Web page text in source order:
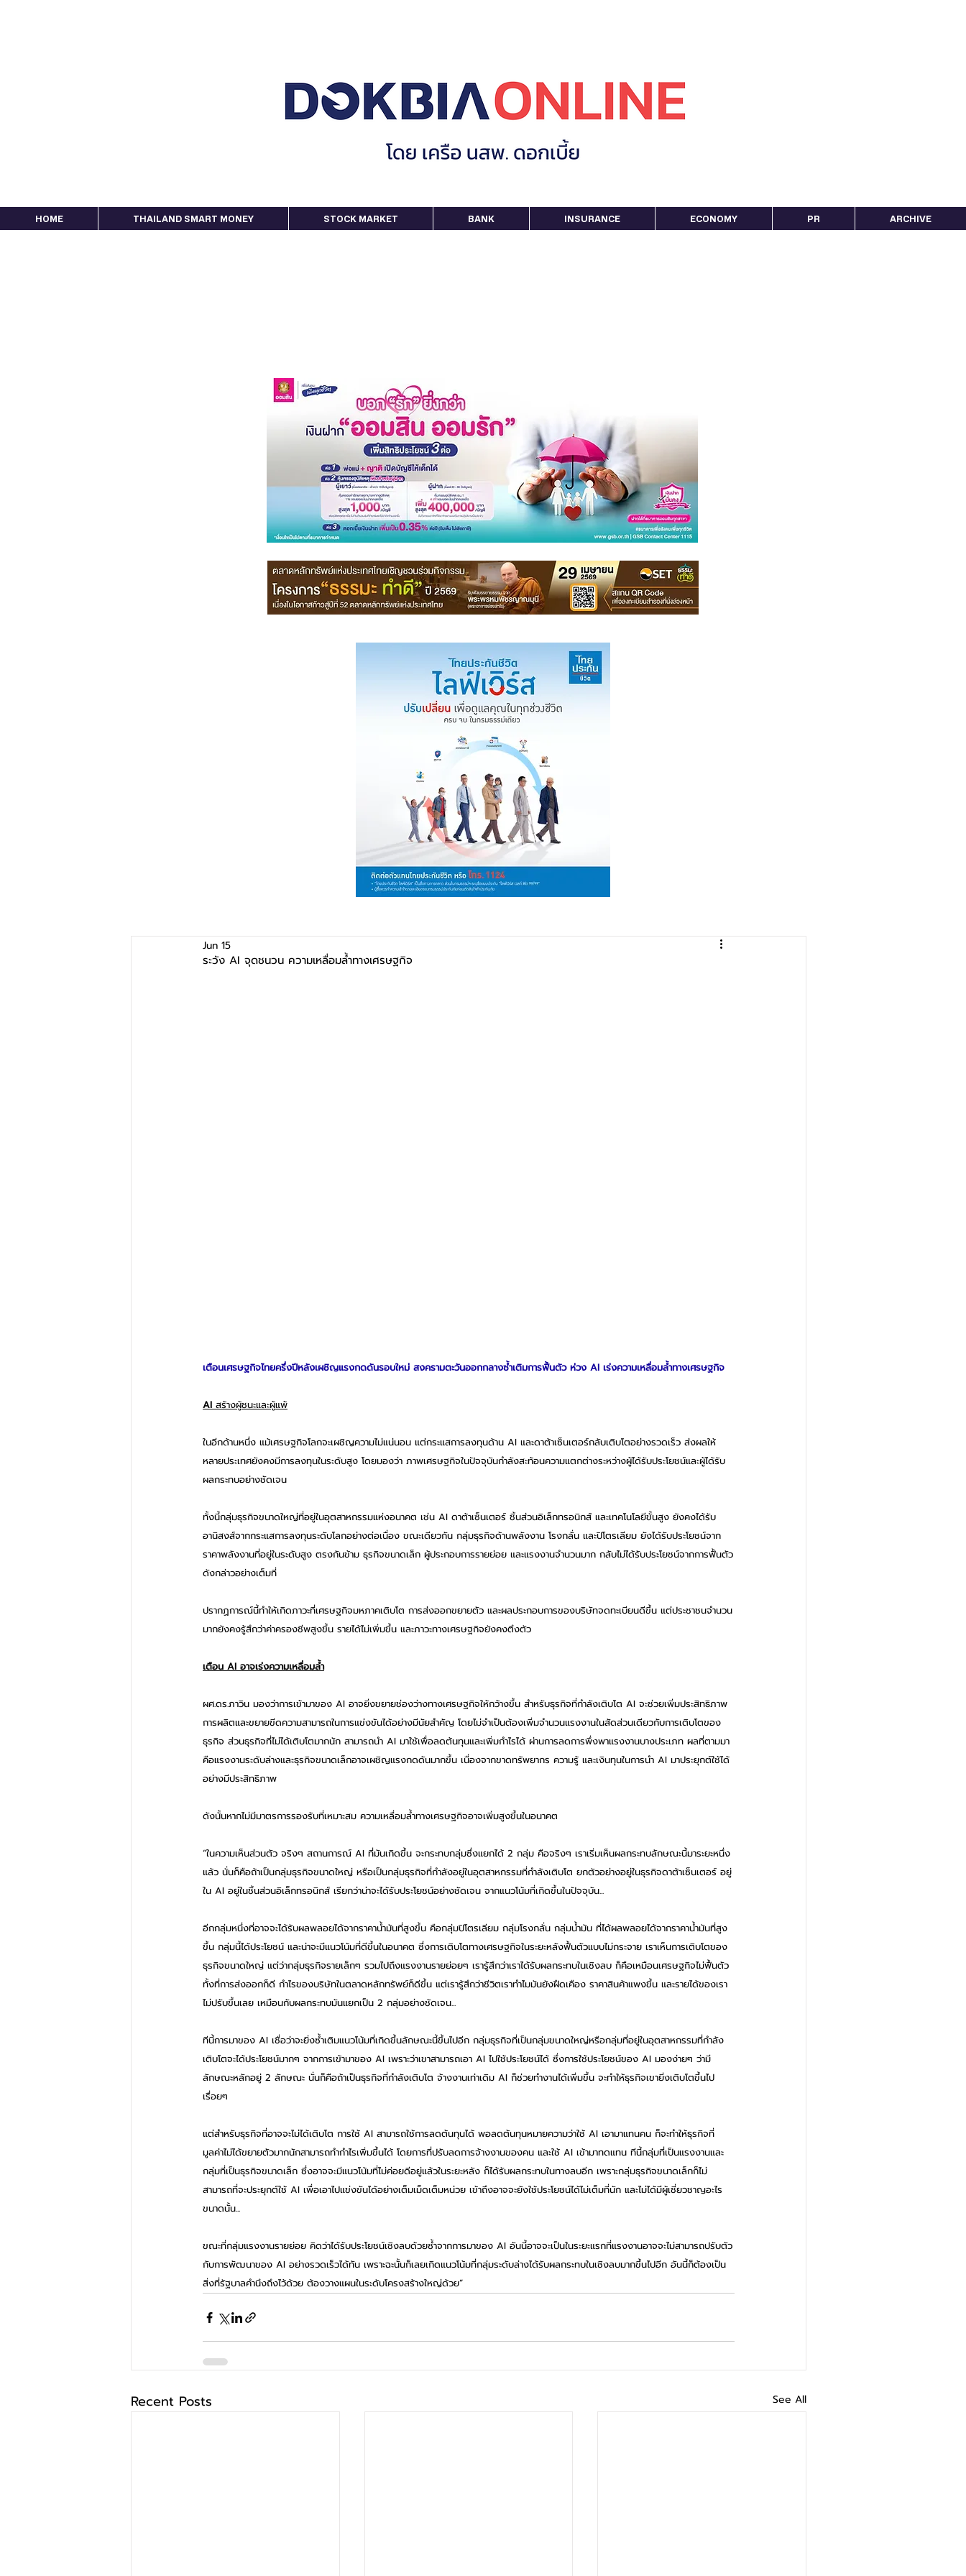
HOME THAILAND SMART MONEY STOCK MARKET BANK INSURANCE ECONOMY PR ARCHIVE
ระวัง AI จุดชนวน ความเหลื่อมล้ำทางเศรษฐกิจ
Jun 15
เตือนเศรษฐกิจไทยครึ่งปีหลังเผชิญแรงกดดันรอบใหม่ สงครามตะวันออกกลางซ้ำเติมการฟื้นตัว ห่วง AI เร่งความเหลื่อมล้ำทางเศรษฐกิจ
AI สร้างผู้ชนะและผู้แพ้
ในอีกด้านหนึ่ง แม้เศรษฐกิจโลกจะเผชิญความไม่แน่นอน แต่กระแสการลงทุนด้าน AI และดาต้าเซ็นเตอร์กลับเติบโตอย่างรวดเร็ว ส่งผลให้
หลายประเทศยังคงมีการลงทุนในระดับสูง โดยมองว่า ภาพเศรษฐกิจในปัจจุบันกำลังสะท้อนความแตกต่างระหว่างผู้ได้รับประโยชน์และผู้ได้รับ
ผลกระทบอย่างชัดเจน
ทั้งนี้กลุ่มธุรกิจขนาดใหญ่ที่อยู่ในอุตสาหกรรมแห่งอนาคต เช่น AI ดาต้าเซ็นเตอร์ ชิ้นส่วนอิเล็กทรอนิกส์ และเทคโนโลยีขั้นสูง ยังคงได้รับ
อานิสงส์จากกระแสการลงทุนระดับโลกอย่างต่อเนื่อง ขณะเดียวกัน กลุ่มธุรกิจด้านพลังงาน โรงกลั่น และปิโตรเลียม ยังได้รับประโยชน์จาก
ราคาพลังงานที่อยู่ในระดับสูง ตรงกันข้าม ธุรกิจขนาดเล็ก ผู้ประกอบการรายย่อย และแรงงานจำนวนมาก กลับไม่ได้รับประโยชน์จากการฟื้นตัว
ดังกล่าวอย่างเต็มที่
ปรากฏการณ์นี้ทำให้เกิดภาวะที่เศรษฐกิจมหภาคเติบโต การส่งออกขยายตัว และผลประกอบการของบริษัทจดทะเบียนดีขึ้น แต่ประชาชนจำนวน
มากยังคงรู้สึกว่าค่าครองชีพสูงขึ้น รายได้ไม่เพิ่มขึ้น และภาวะทางเศรษฐกิจยังคงตึงตัว
เตือน AI อาจเร่งความเหลื่อมล้ำ
ผศ.ดร.ภาวิน มองว่าการเข้ามาของ AI อาจยิ่งขยายช่องว่างทางเศรษฐกิจให้กว้างขึ้น สำหรับธุรกิจที่กำลังเติบโต AI จะช่วยเพิ่มประสิทธิภาพ
การผลิตและขยายขีดความสามารถในการแข่งขันได้อย่างมีนัยสำคัญ โดยไม่จำเป็นต้องเพิ่มจำนวนแรงงานในสัดส่วนเดียวกับการเติบโตของ
ธุรกิจ ส่วนธุรกิจที่ไม่ได้เติบโตมากนัก สามารถนำ AI มาใช้เพื่อลดต้นทุนและเพิ่มกำไรได้ ผ่านการลดการพึ่งพาแรงงานบางประเภท ผลที่ตามมา
คือแรงงานระดับล่างและธุรกิจขนาดเล็กอาจเผชิญแรงกดดันมากขึ้น เนื่องจากขาดทรัพยากร ความรู้ และเงินทุนในการนำ AI มาประยุกต์ใช้ได้
อย่างมีประสิทธิภาพ
ดังนั้นหากไม่มีมาตรการรองรับที่เหมาะสม ความเหลื่อมล้ำทางเศรษฐกิจอาจเพิ่มสูงขึ้นในอนาคต
“ในความเห็นส่วนตัว จริงๆ สถานการณ์ AI ที่มันเกิดขึ้น จะกระทบกลุ่มซึ่งแยกได้ 2 กลุ่ม คือจริงๆ เราเริ่มเห็นผลกระทบลักษณะนี้มาระยะหนึ่ง
แล้ว นั่นก็คือถ้าเป็นกลุ่มธุรกิจขนาดใหญ่ หรือเป็นกลุ่มธุรกิจที่กำลังอยู่ในอุตสาหกรรมที่กำลังเติบโต ยกตัวอย่างอยู่ในธุรกิจดาต้าเซ็นเตอร์ อยู่
ใน AI อยู่ในชิ้นส่วนอิเล็กทรอนิกส์ เรียกว่าน่าจะได้รับประโยชน์อย่างชัดเจน จากแนวโน้มที่เกิดขึ้นในปัจจุบัน...
อีกกลุ่มหนึ่งที่อาจจะได้รับผลพลอยได้จากราคาน้ำมันที่สูงขึ้น คือกลุ่มปิโตรเลียม กลุ่มโรงกลั่น กลุ่มน้ำมัน ที่ได้ผลพลอยได้จากราคาน้ำมันที่สูง
ขึ้น กลุ่มนี้ได้ประโยชน์ และน่าจะมีแนวโน้มที่ดีขึ้นในอนาคต ซึ่งการเติบโตทางเศรษฐกิจในระยะหลังฟื้นตัวแบบไม่กระจาย เราเห็นการเติบโตของ
ธุรกิจขนาดใหญ่ แต่ว่ากลุ่มธุรกิจรายเล็กๆ รวมไปถึงแรงงานรายย่อยๆ เรารู้สึกว่าเราได้รับผลกระทบในเชิงลบ ก็คือเหมือนเศรษฐกิจไม่ฟื้นตัว
ทั้งที่การส่งออกก็ดี กำไรของบริษัทในตลาดหลักทรัพย์ก็ดีขึ้น แต่เรารู้สึกว่าชีวิตเราทำไมมันยังฝืดเคือง ราคาสินค้าแพงขึ้น และรายได้ของเรา
ไม่ปรับขึ้นเลย เหมือนกับผลกระทบมันแยกเป็น 2 กลุ่มอย่างชัดเจน...
ทีนี้การมาของ AI เชื่อว่าจะยิ่งซ้ำเติมแนวโน้มที่เกิดขึ้นลักษณะนี้ขึ้นไปอีก กลุ่มธุรกิจที่เป็นกลุ่มขนาดใหญ่หรือกลุ่มที่อยู่ในอุตสาหกรรมที่กำลัง
เติบโตจะได้ประโยชน์มากๆ จากการเข้ามาของ AI เพราะว่าเขาสามารถเอา AI ไปใช้ประโยชน์ได้ ซึ่งการใช้ประโยชน์ของ AI มองง่ายๆ ว่ามี
ลักษณะหลักอยู่ 2 ลักษณะ นั่นก็คือถ้าเป็นธุรกิจที่กำลังเติบโต จ้างงานเท่าเดิม AI ก็ช่วยทำงานได้เพิ่มขึ้น จะทำให้ธุรกิจเขายิ่งเติบโตขึ้นไป
เรื่อยๆ
แต่สำหรับธุรกิจที่อาจจะไม่ได้เติบโต การใช้ AI สามารถใช้การลดต้นทุนได้ พอลดต้นทุนหมายความว่าใช้ AI เอามาแทนคน ก็จะทำให้ธุรกิจที่
มูลค่าไม่ได้ขยายตัวมากนักสามารถทำกำไรเพิ่มขึ้นได้ โดยการที่ปรับลดการจ้างงานของคน และใช้ AI เข้ามาทดแทน ทีนี้กลุ่มที่เป็นแรงงานและ
กลุ่มที่เป็นธุรกิจขนาดเล็ก ซึ่งอาจจะมีแนวโน้มที่ไม่ค่อยดีอยู่แล้วในระยะหลัง ก็ได้รับผลกระทบในทางลบอีก เพราะกลุ่มธุรกิจขนาดเล็กก็ไม่
สามารถที่จะประยุกต์ใช้ AI เพื่อเอาไปแข่งขันได้อย่างเต็มเม็ดเต็มหน่วย เข้าถึงอาจจะยังใช้ประโยชน์ได้ไม่เต็มที่นัก และไม่ได้มีผู้เชี่ยวชาญอะไร
ขนาดนั้น...
ขณะที่กลุ่มแรงงานรายย่อย คิดว่าได้รับประโยชน์เชิงลบด้วยซ้ำจากการมาของ AI อันนี้อาจจะเป็นในระยะแรกที่แรงงานอาจจะไม่สามารถปรับตัว
กับการพัฒนาของ AI อย่างรวดเร็วได้ทัน เพราะฉะนั้นก็เลยเกิดแนวโน้มที่กลุ่มระดับล่างได้รับผลกระทบในเชิงลบมากขึ้นไปอีก อันนี้ก็ต้องเป็น
สิ่งที่รัฐบาลคำนึงถึงไว้ด้วย ต้องวางแผนในระดับโครงสร้างใหญ่ด้วย”
Recent Posts See All